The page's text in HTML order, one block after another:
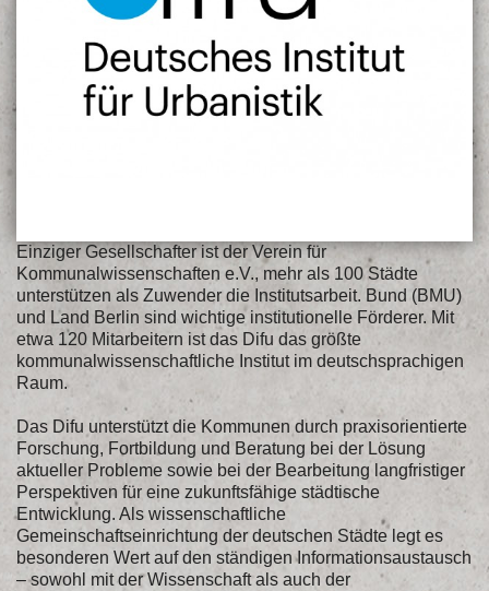
Einziger Gesellschafter ist der Verein für
Kommunalwissenschaften e.V., mehr als 100 Städte
unterstützen als Zuwender die Institutsarbeit. Bund (BMU)
und Land Berlin sind wichtige institutionelle Förderer. Mit
etwa 120 Mitarbeitern ist das Difu das größte
kommunalwissenschaftliche Institut im deutschsprachigen
Raum.
Das Difu unterstützt die Kommunen durch praxisorientierte
Forschung, Fortbildung und Beratung bei der Lösung
aktueller Probleme sowie bei der Bearbeitung langfristiger
Perspektiven für eine zukunftsfähige städtische
Entwicklung. Als wissenschaftliche
Gemeinschaftseinrichtung der deutschen Städte legt es
besonderen Wert auf den ständigen Informationsaustausch
– sowohl mit der Wissenschaft als auch der